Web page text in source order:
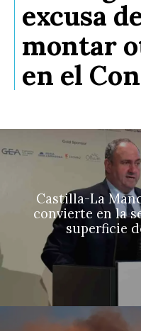
excusa
montar
en el
Castilla-La
convierte en la
superficie